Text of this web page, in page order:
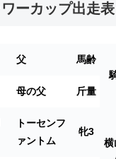
ーカップ出走表
父
馬齢
母の父 斤量
トーセンフ
ァントム
牝3
横